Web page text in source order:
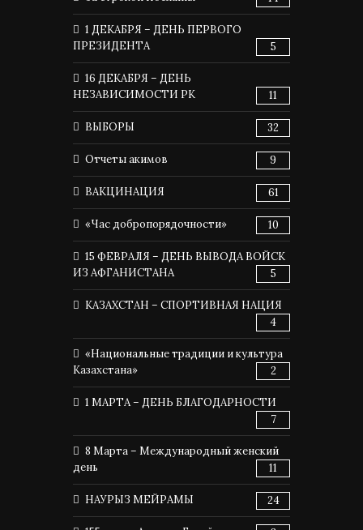
1 ДЕКАБРЯ – ДЕНЬ ПЕРВОГО
ПРЕЗИДЕНТА
5
16 ДЕКАБРЯ – ДЕНЬ
НЕЗАВИСИМОСТИ РК
11
ВЫБОРЫ 32
Отчеты акимов 9
ВАКЦИНАЦИЯ 61
«Час добропорядочности» 10
15 ФЕВРАЛЯ – ДЕНЬ ВЫВОДА ВОЙСК
ИЗ АФГАНИСТАНА
5
КАЗАХСТАН – СПОРТИВНАЯ НАЦИЯ
4
«Национальные традиции и культура
Казахстана»
2
1 МАРТА – ДЕНЬ БЛАГОДАРНОСТИ
7
8 Марта – Международный женский
день
11
НАУРЫЗ МЕЙРАМЫ 24